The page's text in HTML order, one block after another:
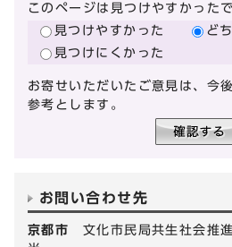
このページは見つけやすかった
見つけやすかった
ど
見つけにくかった
お寄せいただいたご意見は、今
参考とします。
お問い合わせ先
京都市 文化市民局共生社会推